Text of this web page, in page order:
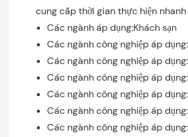
cung cấp thời gian thực hiện
Các ngành áp dụng:Khách sạn
Các ngành công nghiệp áp
Các ngành công nghiệp áp
Các ngành công nghiệp áp
Các ngành công nghiệp áp
Các ngành công nghiệp áp
Các ngành công nghiệp áp